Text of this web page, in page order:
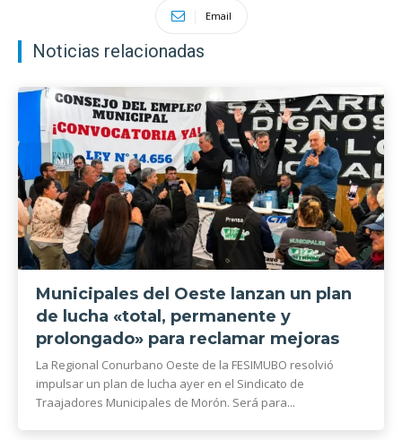
Email
Noticias relacionadas
Municipales del Oeste lanzan un plan
de lucha «total, permanente y
prolongado» para reclamar mejoras
La Regional Conurbano Oeste de la FESIMUBO resolvió
impulsar un plan de lucha ayer en el Sindicato de
Traajadores Municipales de Morón. Será para...